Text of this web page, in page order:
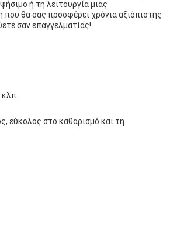
ή τη λειτουργία μιας
που θα σας προσφέρει χρόνια αξιόπιστης
σαν επαγγελματίας!
εύκολος στο καθαρισμό και τη